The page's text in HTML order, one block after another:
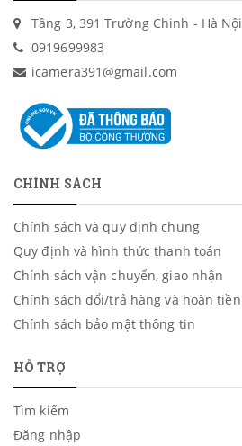
Tầng 3, 391 Trường Chinh - Hà Nội
0919699983
icamera391@gmail.com
CHÍNH SÁCH
Chính sách và quy định chung
Quy định và hình thức thanh toán
Chính sách vận chuyển, giao nhận
Chính sách đổi/trả hàng và hoàn tiền
Chính sách bảo mật thông tin
HỖ TRỢ
Tìm kiếm
Đăng nhập